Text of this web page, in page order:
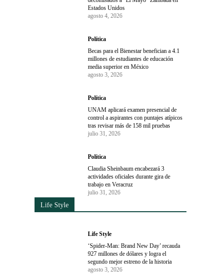
Estados Unidos
agosto 4, 2026
Política
Becas para el Bienestar benefician a 4.1
millones de estudiantes de educación
media superior en México
agosto 3, 2026
Política
UNAM aplicará examen presencial de
control a aspirantes con puntajes atípicos
tras revisar más de 158 mil pruebas
julio 31, 2026
Política
Claudia Sheinbaum encabezará 3
actividades oficiales durante gira de
trabajo en Veracruz
julio 31, 2026
Life Style
Life Style
‘Spider-Man: Brand New Day’ recauda
927 millones de dólares y logra el
segundo mejor estreno de la historia
agosto 3, 2026